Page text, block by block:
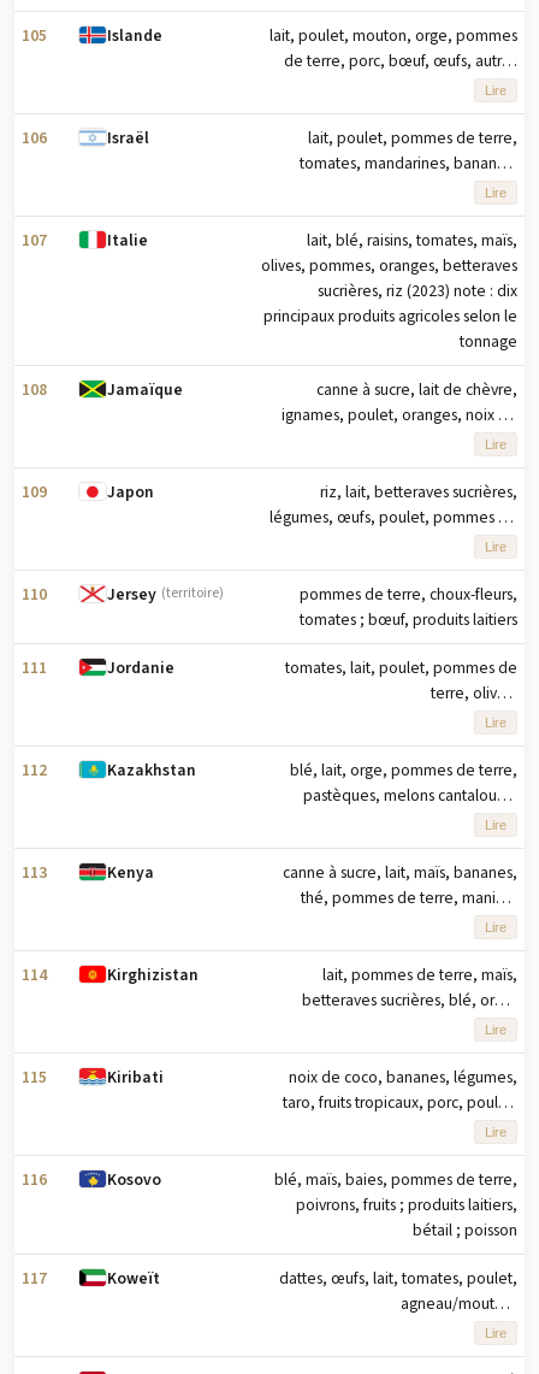
105 Islande
lait, poulet, mouton, orge, pommes
de terre, porc, bœuf, œufs, autres
viandes, concombres/cornichons
(2023) note : dix premiers produits
agricoles en tonnage
Lire
106 Israël
lait, poulet, pommes de terre,
tomates, mandarines, bananes,
œufs, avocats, bœuf, carottes/navets
(2023) note : dix principaux produits
agricoles basés sur le tonnage
Lire
107 Italie
lait, blé, raisins, tomates, maïs,
olives, pommes, oranges, betteraves
sucrières, riz (2023) note : dix
principaux produits agricoles selon le
tonnage
108 Jamaïque
canne à sucre, lait de chèvre,
ignames, poulet, oranges, noix de
coco, bananes, bananes plantains,
courges/potirons, ananas (2023) note
: dix principaux produits agricoles
basés sur le tonnage
Lire
109 Japon
riz, lait, betteraves sucrières,
légumes, œufs, poulet, pommes de
terre, oignons, choux, porc (2023)
note : les dix principaux produits
agricoles basés sur le tonnage
Lire
110 Jersey (territoire)
pommes de terre, choux-fleurs,
tomates ; bœuf, produits laitiers
111 Jordanie
tomates, lait, poulet, pommes de
terre, olives,
concombres/cornichons, oignons,
piments, pêches/nectarines, lait de
brebis (2023) note : dix principaux
produits agricoles basés sur le
tonnage
Lire
112 Kazakhstan
blé, lait, orge, pommes de terre,
pastèques, melons cantaloups,
graines de tournesol, maïs, oignons,
tomates (2023) note : dix principaux
produits agricoles basés sur le
tonnage
Lire
113 Kenya
canne à sucre, lait, maïs, bananes,
thé, pommes de terre, manioc,
choux, lait de chamelle,
mangues/goyaves (2023) note : dix
principaux produits agricoles basés
sur le tonnage
Lire
114 Kirghizistan
lait, pommes de terre, maïs,
betteraves sucrières, blé, orge,
tomates, oignons, pastèques,
carottes/navets (2023) note : dix
principaux produits agricoles selon le
tonnage
Lire
115 Kiribati
noix de coco, bananes, légumes,
taro, fruits tropicaux, porc, poulet,
noix, œufs, abats de porc (2023) note
: les dix principaux produits agricoles
basés sur le tonnage
Lire
116 Kosovo
blé, maïs, baies, pommes de terre,
poivrons, fruits ; produits laitiers,
bétail ; poisson
117 Koweït
dattes, œufs, lait, tomates, poulet,
agneau/mouton,
concombres/cornichons, légumes,
maïs, aubergines (2023) note : dix
Lire